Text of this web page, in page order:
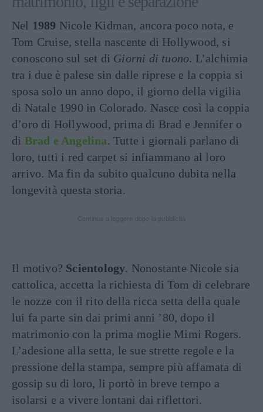
Nel 1989 Nicole Kidman, ancora poco nota, e
Tom Cruise, stella nascente di Hollywood, si
conoscono sul set di Giorni di tuono. L’alchimia
tra i due è palese sin dalle riprese e la coppia si
sposa solo un anno dopo, il giorno della vigilia
di Natale 1990 in Colorado. Nasce così la coppia
d’oro di Hollywood, prima di Brad e Jennifer o
di Brad e Angelina. Tutte i giornali parlano di
loro, tutti i red carpet si infiammano al loro
arrivo. Ma fin da subito qualcuno dubita nella
longevità questa storia.
Il motivo? Scientology. Nonostante Nicole sia
cattolica, accetta la richiesta di Tom di celebrare
le nozze con il rito della ricca setta della quale
lui fa parte sin dai primi anni ’80, dopo il
matrimonio con la prima moglie Mimi Rogers.
L’adesione alla setta, le sue strette regole e la
pressione della stampa, sempre più affamata di
gossip su di loro, li portò in breve tempo a
isolarsi e a vivere lontani dai riflettori.